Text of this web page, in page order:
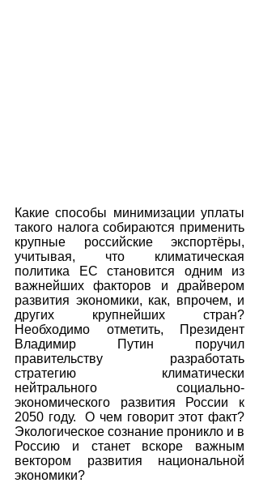
Какие способы минимизации уплаты
такого налога собираются применить
крупные российские экспортёры,
учитывая, что климатическая
политика ЕС становится одним из
важнейших факторов и драйвером
развития экономики, как, впрочем, и
других крупнейших стран?
Необходимо отметить, Президент
Владимир Путин поручил
правительству разработать
стратегию климатически
нейтрального социально-
экономического развития России к
2050 году.  О чем говорит этот факт?
Экологическое сознание проникло и в
Россию и станет вскоре важным
вектором развития национальной
экономики?